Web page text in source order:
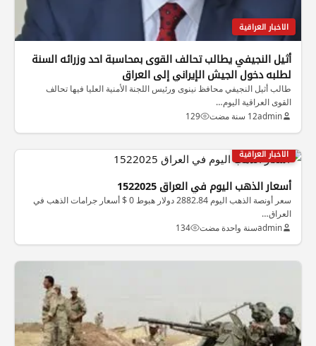
الاخبار العراقية
أثيل النجيفي يطالب تحالف القوى بمحاسبة احد وزرائه السنة
لطلبه دخول الجيش الإيراني إلى العراق
طالب أثيل النجيفي محافظ نينوى ورئيس اللجنة الأمنية العليا فيها تحالف
القوى العراقية اليوم…
admin12 سنة مضت 129
الاخبار العراقية
أسعار الذهب اليوم في العراق 1522025
سعر أونصة الذهب اليوم 2882.84 دولار هبوط 0 $ أسعار جرامات الذهب في
العراق…
adminسنة واحدة مضت 134